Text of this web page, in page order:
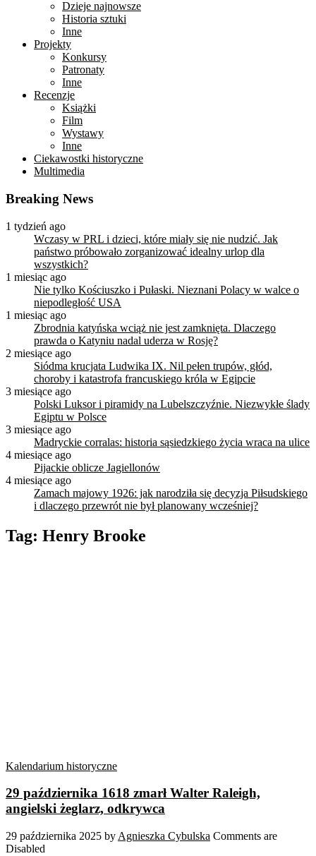
Dzieje najnowsze
Historia sztuki
Inne
Projekty
Konkursy
Patronaty
Inne
Recenzje
Książki
Film
Wystawy
Inne
Ciekawostki historyczne
Multimedia
Breaking News
1 tydzień ago
Wczasy w PRL i dzieci, które miały się nie nudzić. Jak
państwo próbowało zorganizować idealny urlop dla
wszystkich?
1 miesiąc ago
Nie tylko Kościuszko i Pułaski. Nieznani Polacy w walce o
niepodległość USA
1 miesiąc ago
Zbrodnia katyńska wciąż nie jest zamknięta. Dlaczego
prawda o Katyniu nadal uderza w Rosję?
2 miesiące ago
Siódma krucjata Ludwika IX. Nil pełen trupów, głód,
choroby i katastrofa francuskiego króla w Egipcie
3 miesiące ago
Polski Luksor i piramidy na Lubelszczyźnie. Niezwykłe ślady
Egiptu w Polsce
3 miesiące ago
Madryckie corralas: historia sąsiedzkiego życia wraca na ulice
4 miesiące ago
Pijackie oblicze Jagiellonów
4 miesiące ago
Zamach majowy 1926: jak narodziła się decyzja Piłsudskiego
i dlaczego przewrót nie był planowany wcześniej?
Tag: Henry Brooke
Kalendarium historyczne
29 października 1618 zmarł Walter Raleigh,
angielski żeglarz, odkrywca
29 października 2025 by Agnieszka Cybulska Comments are
Disabled